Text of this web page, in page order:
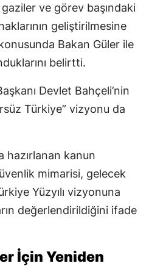
ve görev başındaki
geliştirilmesine
Bakan Güler ile
belirtti.
Devlet Bahçeli’nin
Türkiye” vizyonu da
hazırlanan kanun
mimarisi, gelecek
Yüzyılı vizyonuna
değerlendirildiğini ifade
İçin Yeniden